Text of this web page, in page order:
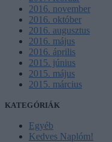
2016. november
2016. október
2016. augusztus
2016. május
2016. április
2015. június
2015. május
2015. március
KATEGÓRIÁK
Egyéb
Kedves Naplóm!